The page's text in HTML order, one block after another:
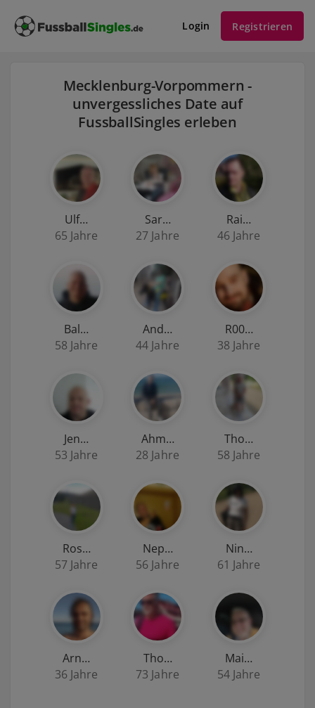
Login Registrieren
Mecklenburg-Vorpommern -
unvergessliches Date auf
FussballSingles erleben
Ulf…
65 Jahre
Sar…
27 Jahre
Rai…
46 Jahre
Bal…
58 Jahre
And…
44 Jahre
R00…
38 Jahre
Jen…
53 Jahre
Ahm…
28 Jahre
Tho…
58 Jahre
Ros…
57 Jahre
Nep…
56 Jahre
Nin…
61 Jahre
Arn…
36 Jahre
Tho…
73 Jahre
Mai…
54 Jahre